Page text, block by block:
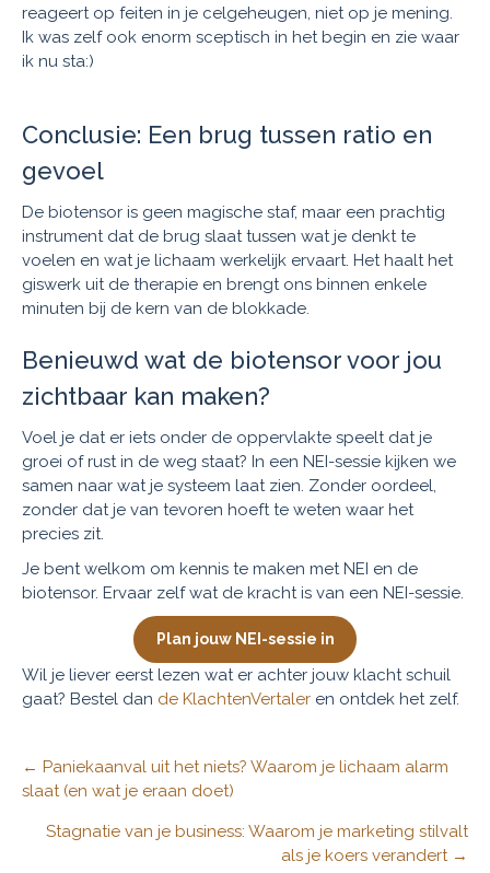
reageert op feiten in je celgeheugen, niet op je mening.
Ik was zelf ook enorm sceptisch in het begin en zie waar
ik nu sta:)
Conclusie: Een brug tussen ratio en
gevoel
De biotensor is geen magische staf, maar een prachtig
instrument dat de brug slaat tussen wat je denkt te
voelen en wat je lichaam werkelijk ervaart. Het haalt het
giswerk uit de therapie en brengt ons binnen enkele
minuten bij de kern van de blokkade.
Benieuwd wat de biotensor voor jou
zichtbaar kan maken?
Voel je dat er iets onder de oppervlakte speelt dat je
groei of rust in de weg staat? In een NEI-sessie kijken we
samen naar wat je systeem laat zien. Zonder oordeel,
zonder dat je van tevoren hoeft te weten waar het
precies zit.
Je bent welkom om kennis te maken met NEI en de
biotensor. Ervaar zelf wat de kracht is van een NEI-sessie.
Plan jouw NEI-sessie in
Wil je liever eerst lezen wat er achter jouw klacht schuil
gaat? Bestel dan de KlachtenVertaler en ontdek het zelf.
Posts
navigation
← Paniekaanval uit het niets? Waarom je lichaam alarm
slaat (en wat je eraan doet)
Stagnatie van je business: Waarom je marketing stilvalt
als je koers verandert →